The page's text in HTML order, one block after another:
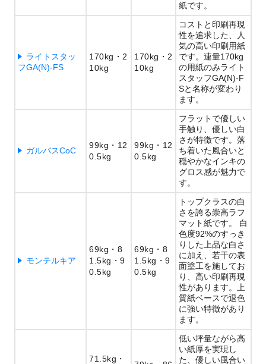
紙です。
ライトスタッ
フGA(N)-FS
170kg
2
10kg
170kg
2
10kg
コストと印刷再現
性を追求した、人
気の高い印刷用紙
です。連量170kg
の用紙のみライト
スタッフGA(N)-F
Sと名称が変わり
ます。
ガルバスCoC
99kg
12
0.5kg
99kg
12
0.5kg
フラットで優しい
手触り、優しい白
さが特徴です。落
ち着いた風合いと
穏やかなインキの
グロス感が魅力で
す。
モンテルキア
69kg
8
1.5kg
9
0.5kg
69kg
8
1.5kg
9
0.5kg
トップクラスの白
さを誇る崇高ラフ
マット紙です。 白
色度92%のすっき
りした上品な白さ
に加え、若干の表
面塗工を施してお
り、高い印刷再現
性があります。上
質紙ベースで退色
に強い特徴があり
ます。
71.5kg
低い坪量ながら高
い紙厚を実現し
た、優しい風合い